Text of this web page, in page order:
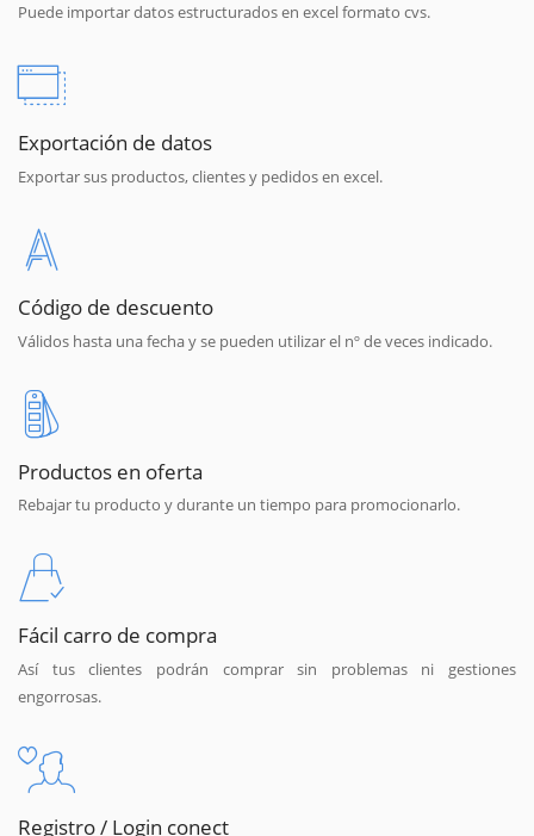
Puede importar datos estructurados en excel formato cvs.
Exportación de datos
Exportar sus productos, clientes y pedidos en excel.
Código de descuento
Válidos hasta una fecha y se pueden utilizar el nº de veces indicado.
Productos en oferta
Rebajar tu producto y durante un tiempo para promocionarlo.
Fácil carro de compra
Así tus clientes podrán comprar sin problemas ni gestiones
engorrosas.
Registro / Login conect